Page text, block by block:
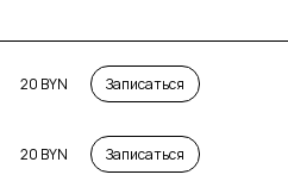
20 BYN Записаться
20 BYN Записаться